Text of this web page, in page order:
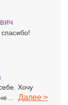
Хочу
Далее >